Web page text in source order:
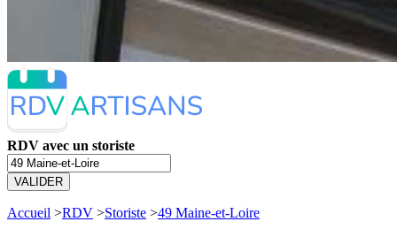
RDV avec un storiste
VALIDER
Accueil >RDV >Storiste >49 Maine-et-Loire